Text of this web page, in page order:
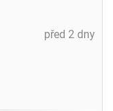
před 2 dny